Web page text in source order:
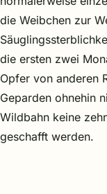
die Weibchen zur
die ersten zwei
Opfer von anderen
Geparden ohnehin
Wildbahn keine
geschafft werden.